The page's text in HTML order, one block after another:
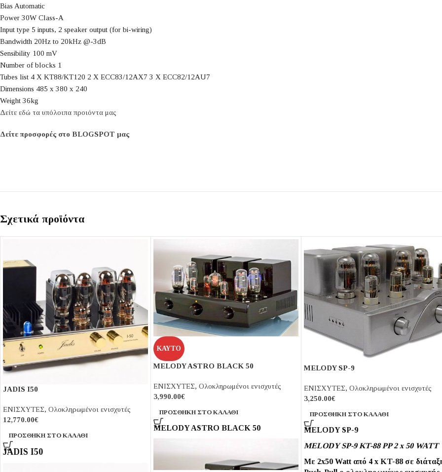
Bias Automatic
Power 30W Class-A
Input type 5 inputs, 2 speaker output (for bi-wiring)
Bandwidth 20Hz to 20kHz @-3dB
Sensibility 100 mV
Number of blocks 1
Tubes list 4 X KT88/KT120 2 X ECC83/12AX7 3 X ECC82/12AU7
Dimensions 485 x 380 x 240
Weight 36kg
Δείτε εδώ τα υπόλοιπα προιόντα μας
Δείτε προσφορές στο BLOGSPOT μας
Σχετικά προϊόντα
JADIS I50
ΕΝΙΣΧΥΤΕΣ, Ολοκληρωμένοι ενισχυτές
12,770.00€
ΠΡΟΣΘΉΚΗ ΣΤΟ ΚΑΛΆΘΙ
JADIS I50
ΚΑΥΤΌ
MELODY ASTRO BLACK 50
ΕΝΙΣΧΥΤΕΣ, Ολοκληρωμένοι ενισχυτές
3,990.00€
ΠΡΟΣΘΉΚΗ ΣΤΟ ΚΑΛΆΘΙ
MELODY ASTRO BLACK 50
MELODY SP-9
ΕΝΙΣΧΥΤΕΣ, Ολοκληρωμένοι ενισχυτές
3,250.00€
ΠΡΟΣΘΉΚΗ ΣΤΟ ΚΑΛΆΘΙ
MELODY SP-9
MELODY SP-9 KT-88 PP 2 x 50 WATT
Mε 2x50 Watt από 4 x KT-88 σε